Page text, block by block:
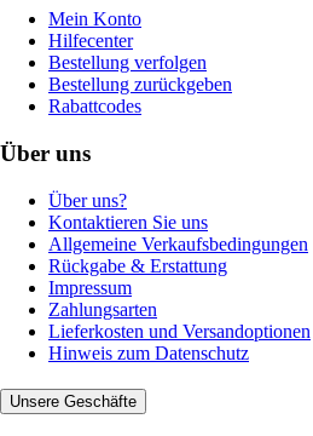
Mein Konto
Hilfecenter
Bestellung verfolgen
Bestellung zurückgeben
Rabattcodes
Über uns
Über uns?
Kontaktieren Sie uns
Allgemeine Verkaufsbedingungen
Rückgabe & Erstattung
Impressum
Zahlungsarten
Lieferkosten und Versandoptionen
Hinweis zum Datenschutz
Unsere Geschäfte